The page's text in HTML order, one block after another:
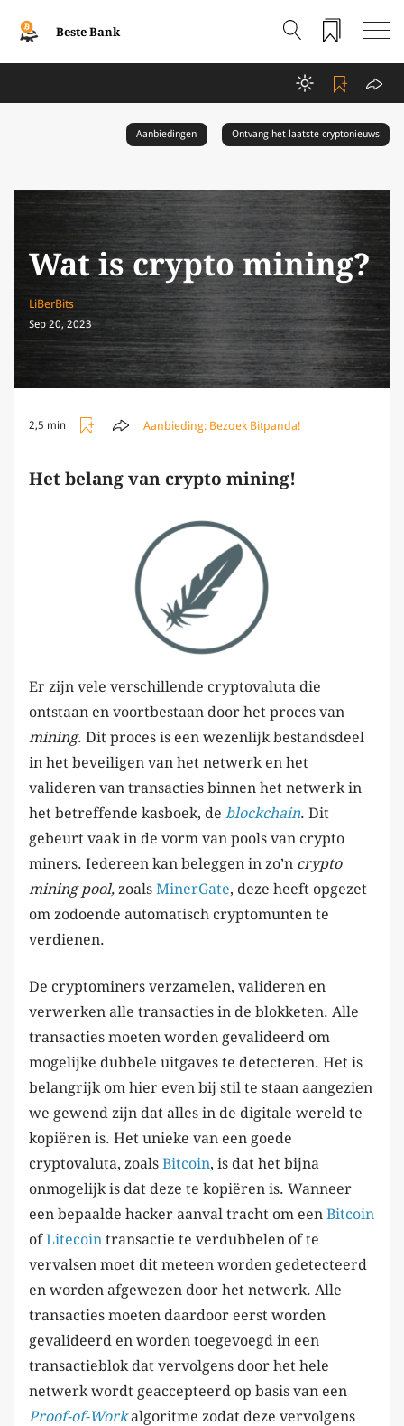
Beste Bank
Aanbiedingen Ontvang het laatste cryptonieuws
Wat is crypto mining?
LiBerBits
Sep 20, 2023
2,5 min Aanbieding: Bezoek Bitpanda!
Het belang van crypto mining!
Er zijn vele verschillende cryptovaluta die
ontstaan en voortbestaan door het proces van
mining. Dit proces is een wezenlijk bestandsdeel
in het beveiligen van het netwerk en het
valideren van transacties binnen het netwerk in
het betreffende kasboek, de blockchain. Dit
gebeurt vaak in de vorm van pools van crypto
miners. Iedereen kan beleggen in zo’n crypto
mining pool, zoals MinerGate, deze heeft opgezet
om zodoende automatisch cryptomunten te
verdienen.
De cryptominers verzamelen, valideren en
verwerken alle transacties in de blokketen. Alle
transacties moeten worden gevalideerd om
mogelijke dubbele uitgaves te detecteren. Het is
belangrijk om hier even bij stil te staan aangezien
we gewend zijn dat alles in de digitale wereld te
kopiëren is. Het unieke van een goede
cryptovaluta, zoals Bitcoin, is dat het bijna
onmogelijk is dat deze te kopiëren is. Wanneer
een bepaalde hacker aanval tracht om een Bitcoin
ofLitecoin transactie te verdubbelen of te
vervalsen moet dit meteen worden gedetecteerd
en worden afgewezen door het netwerk. Alle
transacties moeten daardoor eerst worden
gevalideerd en worden toegevoegd in een
transactieblok dat vervolgens door het hele
netwerk wordt geaccepteerd op basis van een
Proof-of-Workalgoritme zodat deze vervolgens